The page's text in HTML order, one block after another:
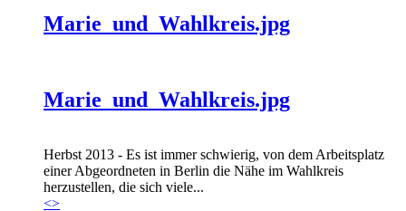
Marie_und_Wahlkreis.jpg
Marie_und_Wahlkreis.jpg
Herbst 2013 - Es ist immer schwierig, von dem Arbeitsplatz
einer Abgeordneten in Berlin die Nähe im Wahlkreis
herzustellen, die sich viele...
<>